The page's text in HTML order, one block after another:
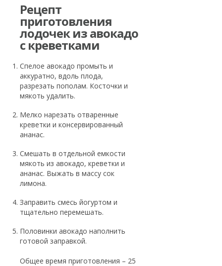
Рецепт
приготовления
лодочек из авокадо
с креветками
Спелое авокадо промыть и
аккуратно, вдоль плода,
разрезать пополам. Косточки и
мякоть удалить.
Мелко нарезать отваренные
креветки и консервированный
ананас.
Смешать в отдельной емкости
мякоть из авокадо, креветки и
ананас. Выжать в массу сок
лимона.
Заправить смесь йогуртом и
тщательно перемешать.
Половинки авокадо наполнить
готовой заправкой.
Общее время приготовления – 25